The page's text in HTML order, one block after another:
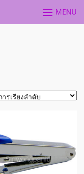
MENU